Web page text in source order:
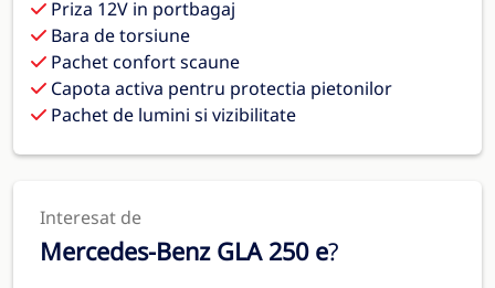
Priza 12V in portbagaj
Bara de torsiune
Pachet confort scaune
Capota activa pentru protectia pietonilor
Pachet de lumini si vizibilitate
Interesat de
Mercedes-Benz GLA 250 e?